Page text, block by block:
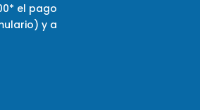
* el pago
y a